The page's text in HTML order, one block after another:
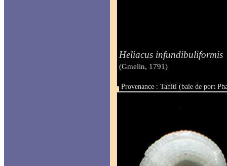
Heliacus infundibuliformis
(Gmelin, 1791)
Provenance : Tahiti (baie de port
Taille : 9.8 & 10 mm